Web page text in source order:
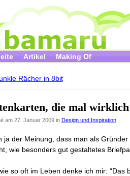
Artikel Making Of
Rächer in 8bit
die mal
am 27. Januar 2009 in Design und Inspiration
ja der Meinung, dass man als
wie besonders gut gestaltetes
so oft im Leben denke ich mir: “Das